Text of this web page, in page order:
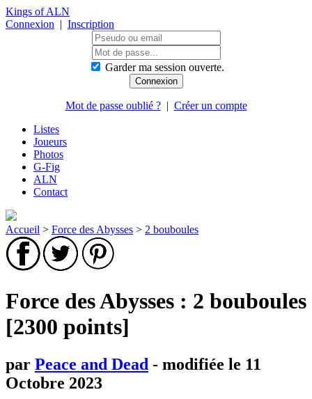
Kings of ALN
Connexion | Inscription
Garder ma session ouverte.
Mot de passe oublié ?| Créer un compte
Listes
Joueurs
Photos
G-Fig
ALN
Contact
Accueil > Force des Abysses > 2 bouboules
Force des Abysses : 2 bouboules
[2300 points]
par Peace and Dead - modifiée le 11
Octobre 2023